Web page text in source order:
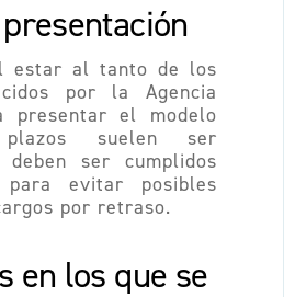
estar al tanto de los
por la Agencia
presentar el modelo
suelen ser
ser cumplidos
para evitar posibles
por retraso.
en los que se